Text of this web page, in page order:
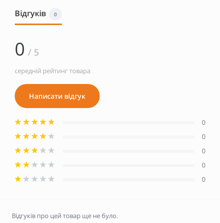
Відгуків 0
0 / 5
середній рейтинг товара
Написати відгук
0
0
0
0
0
Відгуків про цей товар ще не було.